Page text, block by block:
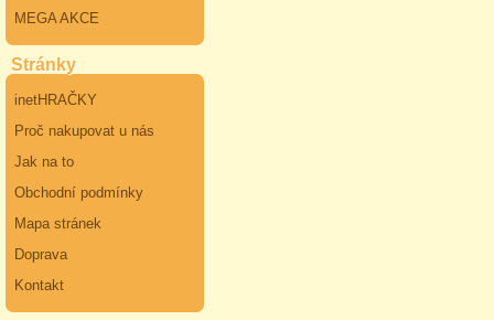
MEGA AKCE
Stránky
inetHRAČKY
Proč nakupovat u nás
Jak na to
Obchodní podmínky
Mapa stránek
Doprava
Kontakt